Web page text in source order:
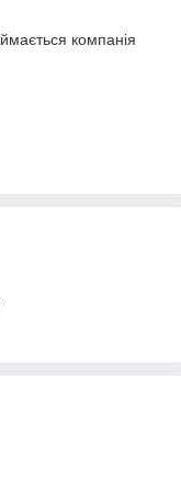
компанія